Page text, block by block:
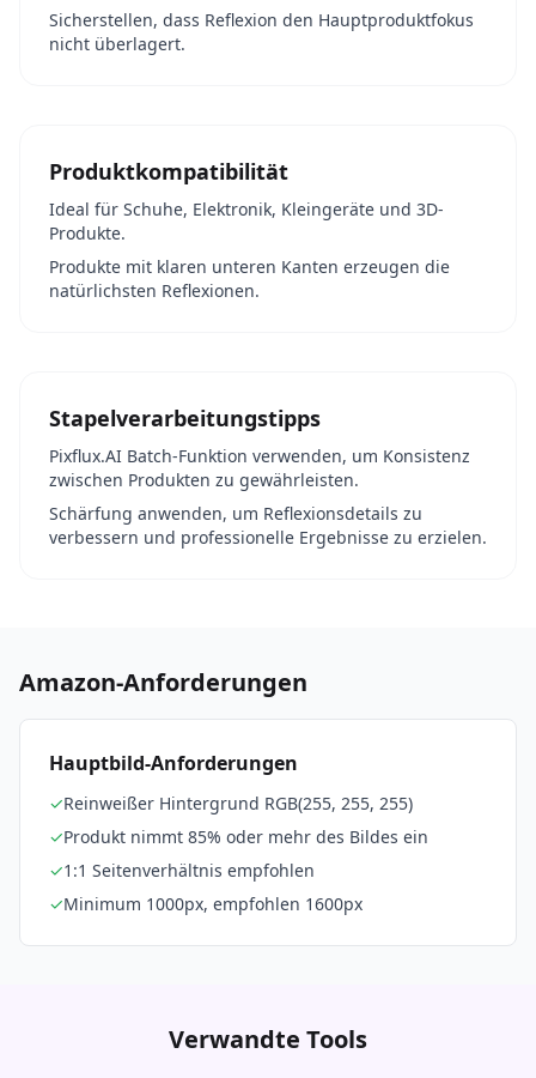
Sicherstellen, dass Reflexion den Hauptproduktfokus
nicht überlagert.
Produktkompatibilität
Ideal für Schuhe, Elektronik, Kleingeräte und 3D-
Produkte.
Produkte mit klaren unteren Kanten erzeugen die
natürlichsten Reflexionen.
Stapelverarbeitungstipps
Pixflux.AI Batch-Funktion verwenden, um Konsistenz
zwischen Produkten zu gewährleisten.
Schärfung anwenden, um Reflexionsdetails zu
verbessern und professionelle Ergebnisse zu erzielen.
Amazon-Anforderungen
Hauptbild-Anforderungen
✓Reinweißer Hintergrund RGB(255, 255, 255)
✓Produkt nimmt 85% oder mehr des Bildes ein
✓1:1 Seitenverhältnis empfohlen
✓Minimum 1000px, empfohlen 1600px
Verwandte Tools